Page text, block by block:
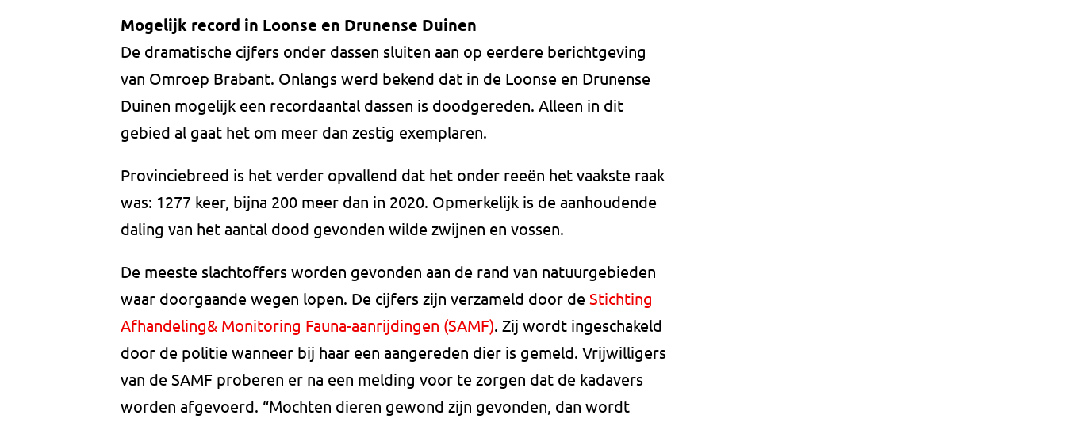
Mogelijk record in Loonse en Drunense Duinen
De dramatische cijfers onder dassen sluiten aan op eerdere berichtgeving
van Omroep Brabant. Onlangs werd bekend dat in de Loonse en Drunense
Duinen mogelijk een recordaantal dassen is doodgereden. Alleen in dit
gebied al gaat het om meer dan zestig exemplaren.
Provinciebreed is het verder opvallend dat het onder reeën het vaakste raak
was: 1277 keer, bijna 200 meer dan in 2020. Opmerkelijk is de aanhoudende
daling van het aantal dood gevonden wilde zwijnen en vossen.
De meeste slachtoffers worden gevonden aan de rand van natuurgebieden
waar doorgaande wegen lopen. De cijfers zijn verzameld door de Stichting
Afhandeling& Monitoring Fauna-aanrijdingen (SAMF). Zij wordt ingeschakeld
door de politie wanneer bij haar een aangereden dier is gemeld. Vrijwilligers
van de SAMF proberen er na een melding voor te zorgen dat de kadavers
worden afgevoerd. “Mochten dieren gewond zijn gevonden, dan wordt